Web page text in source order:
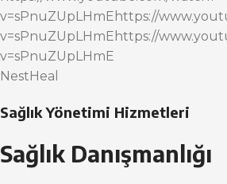
v=sPnuZUpLHmEhttps://
v=sPnuZUpLHmEhttps://
v=sPnuZUpLHmE
NestHeal
Sağlık Yönetimi Hizmetleri
Sağlık Danışmanlığı